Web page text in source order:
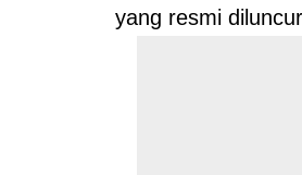
yang resmi